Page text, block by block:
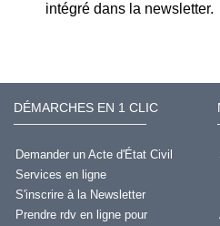
intégré dans la newsletter.
DÉMARCHES EN 1 CLIC
Demander un Acte d'État Civil
Services en ligne
S'inscrire à la Newsletter
Prendre rdv en ligne pour